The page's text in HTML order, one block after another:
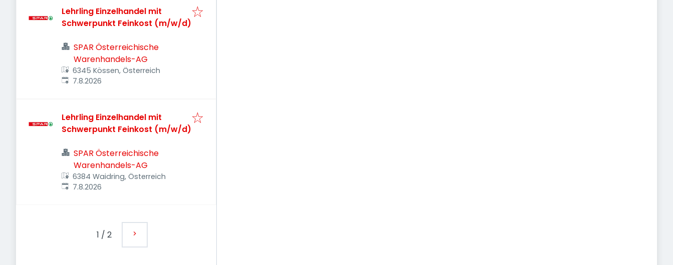
Lehrling Einzelhandel mit
Schwerpunkt Feinkost (m/w/d)
SPAR Österreichische
Warenhandels-AG
6345 Kössen, Österreich
Veröffentlicht
7.8.2026
Lehrling Einzelhandel mit
Schwerpunkt Feinkost (m/w/d)
SPAR Österreichische
Warenhandels-AG
6384 Waidring, Österreich
Veröffentlicht
7.8.2026
1 / 2